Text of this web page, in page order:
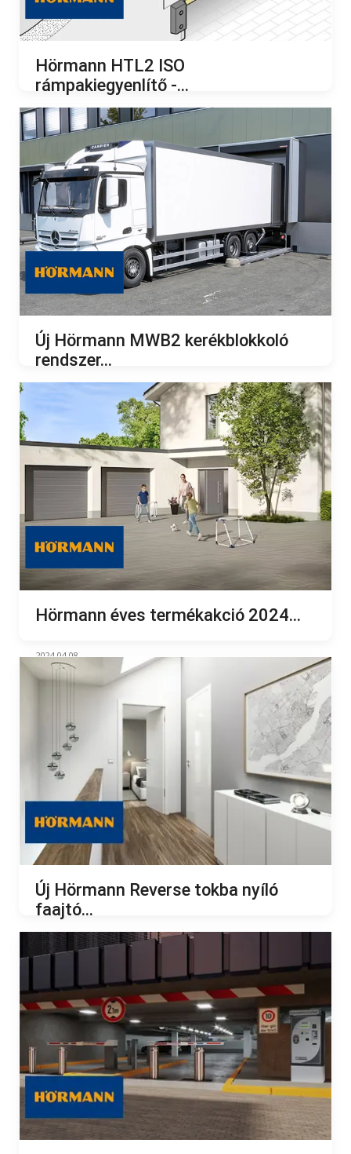
Hörmann HTL2 ISO
rámpakiegyenlítő -...
2024.06.07.
Új Hörmann MWB2 kerékblokkoló
rendszer...
Hörmann éves termékakció 2024...
2024.04.08.
Új Hörmann Reverse tokba nyíló
faajtó...
2024.02.13.